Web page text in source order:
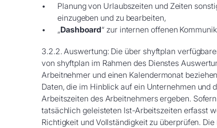
Planung von Urlaubszeiten und Zeiten
einzugeben und zu bearbeiten,
„Dashboard“ zur internen offenen
3.2.2. Auswertung: Die über shyftplan
von shyftplan im Rahmen des Dienstes
Arbeitnehmer und einen Kalendermonat
Daten, die im Hinblick auf ein Unternehmen und
Arbeitszeiten des Arbeitnehmers ergeben.
tatsächlich geleisteten Ist-Arbeitszeiten erfasst
Richtigkeit und Vollständigkeit zu überprüfen.